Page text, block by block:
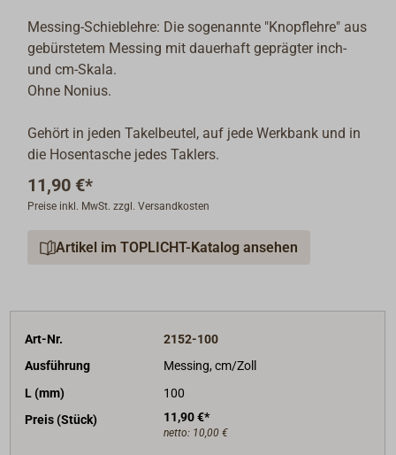
Messing-Schieblehre: Die sogenannte "Knopflehre" aus
gebürstetem Messing mit dauerhaft geprägter inch-
und cm-Skala.
Ohne Nonius.
Gehört in jeden Takelbeutel, auf jede Werkbank und in
die Hosentasche jedes Taklers.
11,90 €*
Preise inkl. MwSt. zzgl. Versandkosten
Artikel im TOPLICHT-Katalog ansehen
Art-Nr.
2152-100
Ausführung
Messing, cm/Zoll
L (mm)
100
Preis (Stück)
11,90 €*
netto: 10,00 €